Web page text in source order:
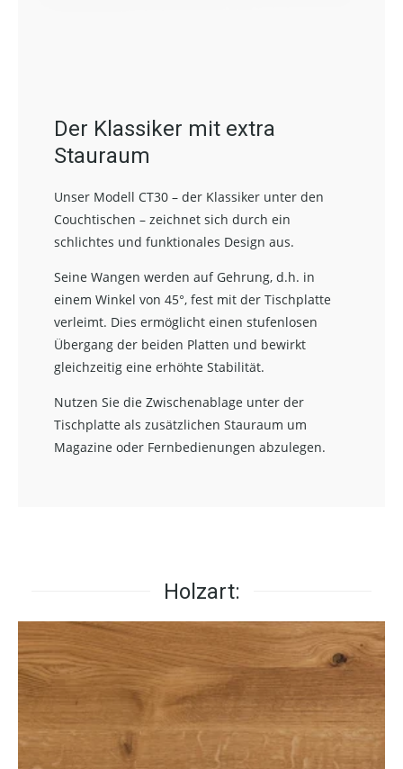
Der Klassiker mit extra
Stauraum
Unser Modell CT30 – der Klassiker unter den
Couchtischen – zeichnet sich durch ein
schlichtes und funktionales Design aus.
Seine Wangen werden auf Gehrung, d.h. in
einem Winkel von 45°, fest mit der Tischplatte
verleimt. Dies ermöglicht einen stufenlosen
Übergang der beiden Platten und bewirkt
gleichzeitig eine erhöhte Stabilität.
Nutzen Sie die Zwischenablage unter der
Tischplatte als zusätzlichen Stauraum um
Magazine oder Fernbedienungen abzulegen.
Holzart: